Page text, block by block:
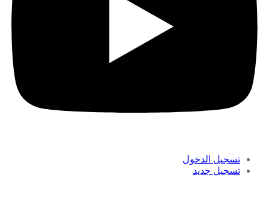
تسجيل الدخول
تسجيل جديد